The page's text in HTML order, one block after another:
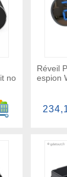
no
Ajouter au panier
Réveil
espion